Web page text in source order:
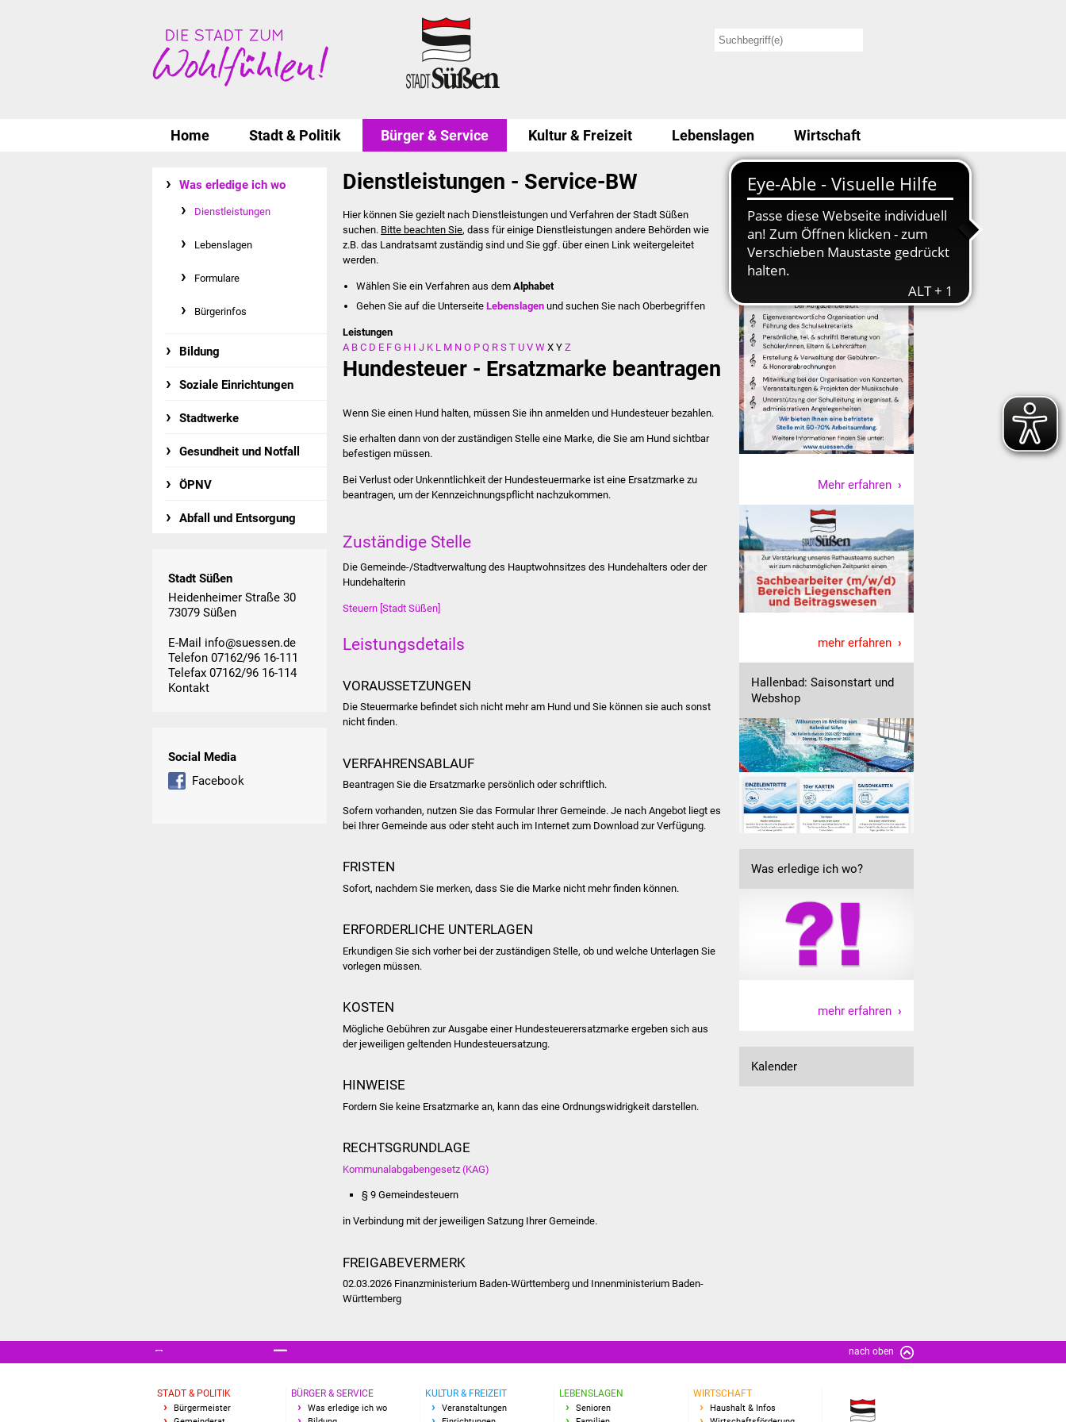
Home Stadt & Politik Bürger & Service Kultur & Freizeit Lebenslagen Wirtschaft
Was erledige ich wo
Dienstleistungen
Lebenslagen
Formulare
Bürgerinfos
Bildung
Soziale Einrichtungen
Stadtwerke
Gesundheit und Notfall
ÖPNV
Abfall und Entsorgung
Stadt Süßen
Heidenheimer Straße 30
73079 Süßen
E-Mail info@suessen.de
Telefon 07162/96 16-111
Telefax 07162/96 16-114
Kontakt
Social Media
Facebook
Dienstleistungen - Service-BW
Hier können Sie gezielt nach Dienstleistungen und Verfahren der Stadt Süßen
suchen. Bitte beachten Sie, dass für einige Dienstleistungen andere Behörden wie
z.B. das Landratsamt zuständig sind und Sie ggf. über einen Link weitergeleitet
werden.
Wählen Sie ein Verfahren aus dem Alphabet
Gehen Sie auf die UnterseiteLebenslagen und suchen Sie nach Oberbegriffen
Leistungen
A B C D E F G H I J K L M N O P Q R S T U V W X Y Z
Hundesteuer - Ersatzmarke beantragen
Wenn Sie einen Hund halten, müssen Sie ihn anmelden und Hundesteuer bezahlen.
Sie erhalten dann von der zuständigen Stelle eine Marke, die Sie am Hund sichtbar
befestigen müssen.
Bei Verlust oder Unkenntlichkeit der Hundesteuermarke ist eine Ersatzmarke zu
beantragen, um der Kennzeichnungspflicht nachzukommen.
Zuständige Stelle
Die Gemeinde-/Stadtverwaltung des Hauptwohnsitzes des Hundehalters oder der
Hundehalterin
Steuern [Stadt Süßen]
Leistungsdetails
VORAUSSETZUNGEN
Die Steuermarke befindet sich nicht mehr am Hund und Sie können sie auch sonst
nicht finden.
VERFAHRENSABLAUF
Beantragen Sie die Ersatzmarke persönlich oder schriftlich.
Sofern vorhanden, nutzen Sie das Formular Ihrer Gemeinde. Je nach Angebot liegt es
bei Ihrer Gemeinde aus oder steht auch im Internet zum Download zur Verfügung.
FRISTEN
Sofort, nachdem Sie merken, dass Sie die Marke nicht mehr finden können.
ERFORDERLICHE UNTERLAGEN
Erkundigen Sie sich vorher bei der zuständigen Stelle, ob und welche Unterlagen Sie
vorlegen müssen.
KOSTEN
Mögliche Gebühren zur Ausgabe einer Hundesteuerersatzmarke ergeben sich aus
der jeweiligen geltenden Hundesteuersatzung.
HINWEISE
Fordern Sie keine Ersatzmarke an, kann das eine Ordnungswidrigkeit darstellen.
RECHTSGRUNDLAGE
Kommunalabgabengesetz (KAG)
§ 9 Gemeindesteuern
in Verbindung mit der jeweiligen Satzung Ihrer Gemeinde.
FREIGABEVERMERK
02.03.2026 Finanzministerium Baden-Württemberg und Innenministerium Baden-
Württemberg
Stellenausschreibung
Mehr erfahren
mehr erfahren
Hallenbad: Saisonstart und
Webshop
Was erledige ich wo?
mehr erfahren
Kalender
nach oben
STADT & POLITIK
Bürgermeister
BÜRGER & SERVICE
Was erledige ich wo
KULTUR & FREIZEIT
Veranstaltungen
LEBENSLAGEN
Senioren
WIRTSCHAFT
Haushalt & Infos